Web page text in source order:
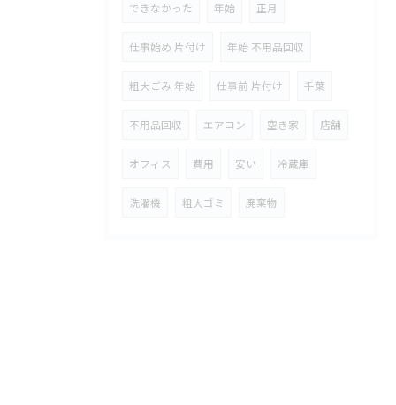
できなかった 年始 正月
仕事始め 片付け 年始 不用品回収
粗大ごみ 年始 仕事前 片付け 千葉
不用品回収 エアコン 空き家 店舗
オフィス 費用 安い 冷蔵庫
洗濯機 粗大ゴミ 廃棄物